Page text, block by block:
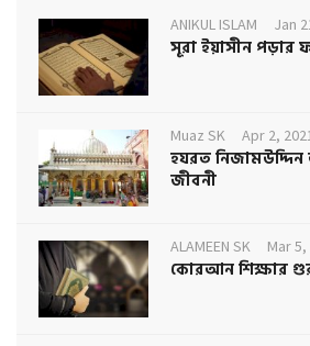
ANIKUL ISLAM Jan
সূরা ইয়াসীন
Muaz SK Apr 2,
হযরত
জীবনী
ALAMEEN SK Mar 5,
কোরআন শিক্ষার